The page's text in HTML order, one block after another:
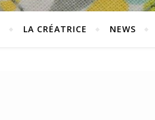
LA CRÉATRICE NEWS